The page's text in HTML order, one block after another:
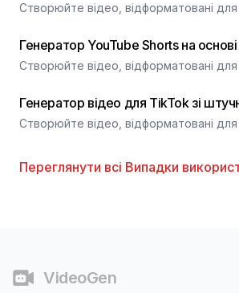
Створюйте відео, відформатовані для
Генератор YouTube Shorts на
Створюйте відео, відформатовані
Генератор відео для TikTok зі
Створюйте відео, відформатовані
Переглянути всі Випадки
VideoGen